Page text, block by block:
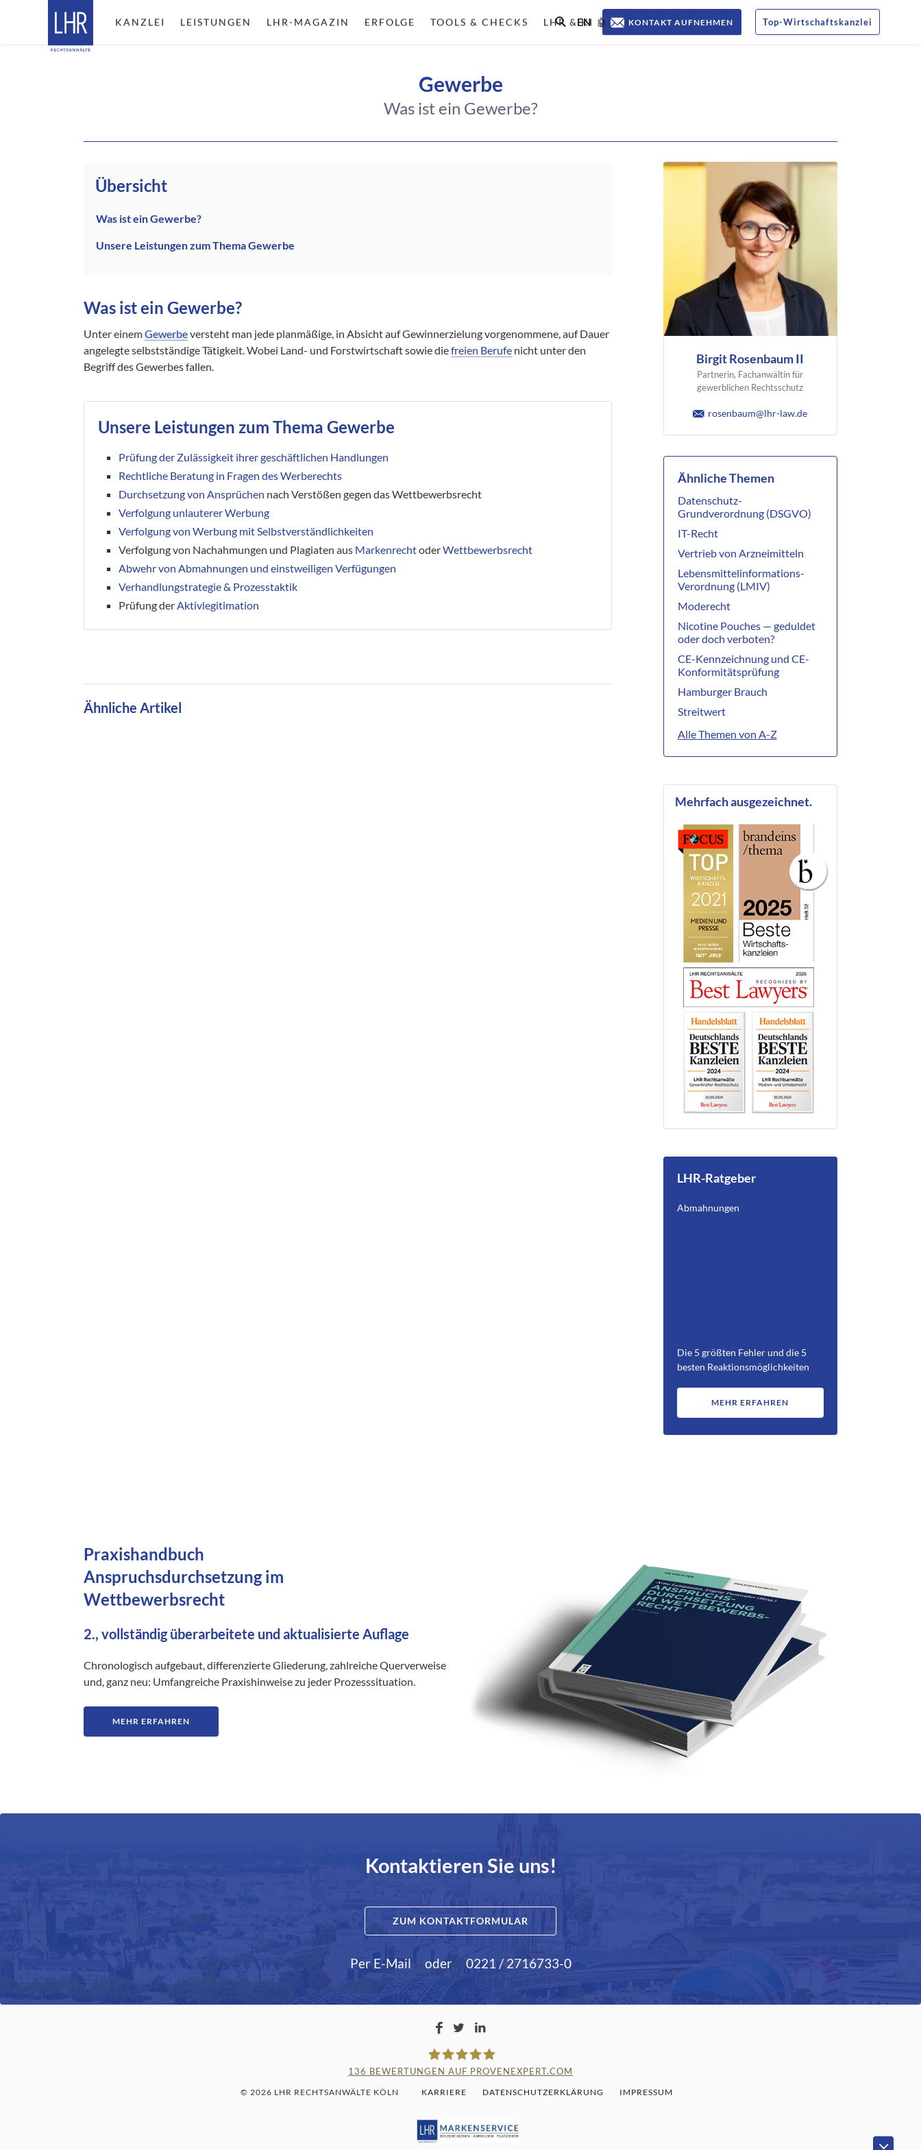
Top-Wirtschaftskanzlei
KONTAKT AUFNEHMEN
KANZLEI LEISTUNGEN LHR-MAGAZIN ERFOLGE TOOLS & CHECKS LHR & KI 🤖
EN
Gewerbe
Was ist ein Gewerbe?
Übersicht
Was ist ein Gewerbe?
Unsere Leistungen zum Thema Gewerbe
Was ist ein Gewerbe?
Unter einemGewerbeversteht man jede planmäßige, in Absicht auf Gewinnerzielung vorgenommene, auf Dauer
angelegte selbstständige Tätigkeit. Wobei Land- und Forstwirtschaft sowie diefreien Berufe nicht unter den
Begriff des Gewerbes fallen.
Unsere Leistungen zum Thema Gewerbe
Prüfung der Zulässigkeit ihrer geschäftlichen Handlungen
Rechtliche Beratung in Fragen des Werberechts
Durchsetzung von Ansprüchen nach Verstößen gegen das Wettbewerbsrecht
Verfolgung unlauterer Werbung
Verfolgung von Werbung mit Selbstverständlichkeiten
Verfolgung von Nachahmungen und Plagiaten aus MarkenrechtoderWettbewerbsrecht
Abwehr von Abmahnungen und einstweiligen Verfügungen
Verhandlungstrategie & Prozesstaktik
Prüfung der Aktivlegitimation
Ähnliche Artikel
Birgit Rosenbaum II
Partnerin, Fachanwältin für
gewerblichen Rechtsschutz
rosenbaum@lhr-law.de
Ähnliche Themen
Datenschutz-
Grundverordnung (DSGVO)
IT-Recht
Vertrieb von Arzneimitteln
Lebensmittelinformations-
Verordnung (LMIV)
Moderecht
Nicotine Pouches — geduldet
oder doch verboten?
CE-Kennzeichnung und CE-
Konformitätsprüfung
Hamburger Brauch
Streitwert
Alle Themen von A-Z
Mehrfach ausgezeichnet.
LHR-Ratgeber
Abmahnungen
Die 5 größten Fehler und die 5
besten Reaktionsmöglichkeiten
MEHR ERFAHREN
Praxishandbuch
Anspruchsdurchsetzung im
Wettbewerbsrecht
2., vollständig überarbeitete und aktualisierte Auflage
Chronologisch aufgebaut, differenzierte Gliederung, zahlreiche Querverweise
und, ganz neu: Umfangreiche Praxishinweise zu jeder Prozesssituation.
MEHR ERFAHREN
Kontaktieren Sie uns!
ZUM KONTAKTFORMULAR
Per E-Mail oder 0221 / 2716733-0
LAMPMANN, HABERKAMM & ROSENBAUM
136 BEWERTUNGEN AUF PROVENEXPERT.COM
© 2026 LHR RECHTSANWÄLTE KÖLN KARRIERE DATENSCHUTZERKLÄRUNG IMPRESSUM